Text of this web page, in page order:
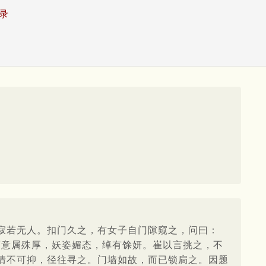
无人。扣门久之，有女子自门隙窥之，问曰：
属殊厚，妖姿媚态，绰有馀妍。崔以言挑之，不
可抑，径往寻之。门墙如故，而已锁扃之。因题